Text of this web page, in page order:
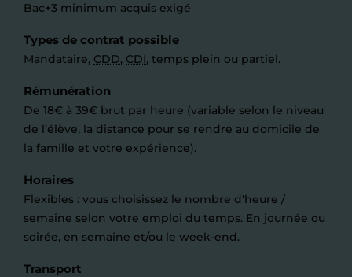
Bac+3 minimum acquis exigé
Types de contrat possible
Mandataire, CDD, CDI, temps plein ou partiel.
Rémunération
De 18€ à 39€ brut par heure (variable selon le niveau
de l’élève, la distance pour se rendre au domicile de
la famille et votre expérience).
Horaires
Flexibles : vous choisissez le nombre d'heure /
semaine selon votre emploi du temps. En journée ou
soirée, en semaine et/ou le week-end.
Transport